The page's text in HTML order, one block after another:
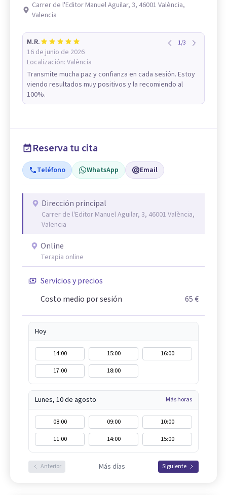
Carrer de l'Editor Manuel Aguilar, 3, 46001 València,
Valencia
M.R.
16 de junio de 2026
Localización: València
1/3
Transmite mucha paz y confianza en cada sesión. Estoy
viendo resultados muy positivos y la recomiendo al
100%.
Reserva tu cita
Teléfono WhatsApp Email
Dirección principal
Carrer de l'Editor Manuel Aguilar, 3, 46001 València,
Valencia
Online
Terapia online
Servicios y precios
Costo medio por sesión
65 €
Hoy
14:00 15:00
16:00
17:00
18:00
Lunes, 10 de agosto Más horas
08:00 09:00
10:00
11:00
14:00 15:00
Anterior Más días Siguiente